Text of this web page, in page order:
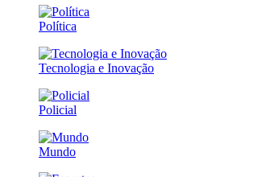
Política
Tecnologia e Inovação
Policial
Mundo